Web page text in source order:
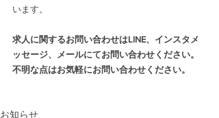
います。
求人に関するお問い合わせはLINE、インスタメ
ッセージ、メールにてお問い合わせください。
不明な点はお気軽にお問い合わせください。
お知らせ